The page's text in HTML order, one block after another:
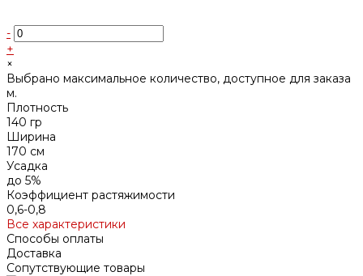
-
+
×
Выбрано максимальное количество, доступное для заказа
м.
Плотность
140 гр
Ширина
170 см
Усадка
до 5%
Коэффициент растяжимости
0,6-0,8
Все характеристики
Способы оплаты
Доставка
Сопутствующие товары